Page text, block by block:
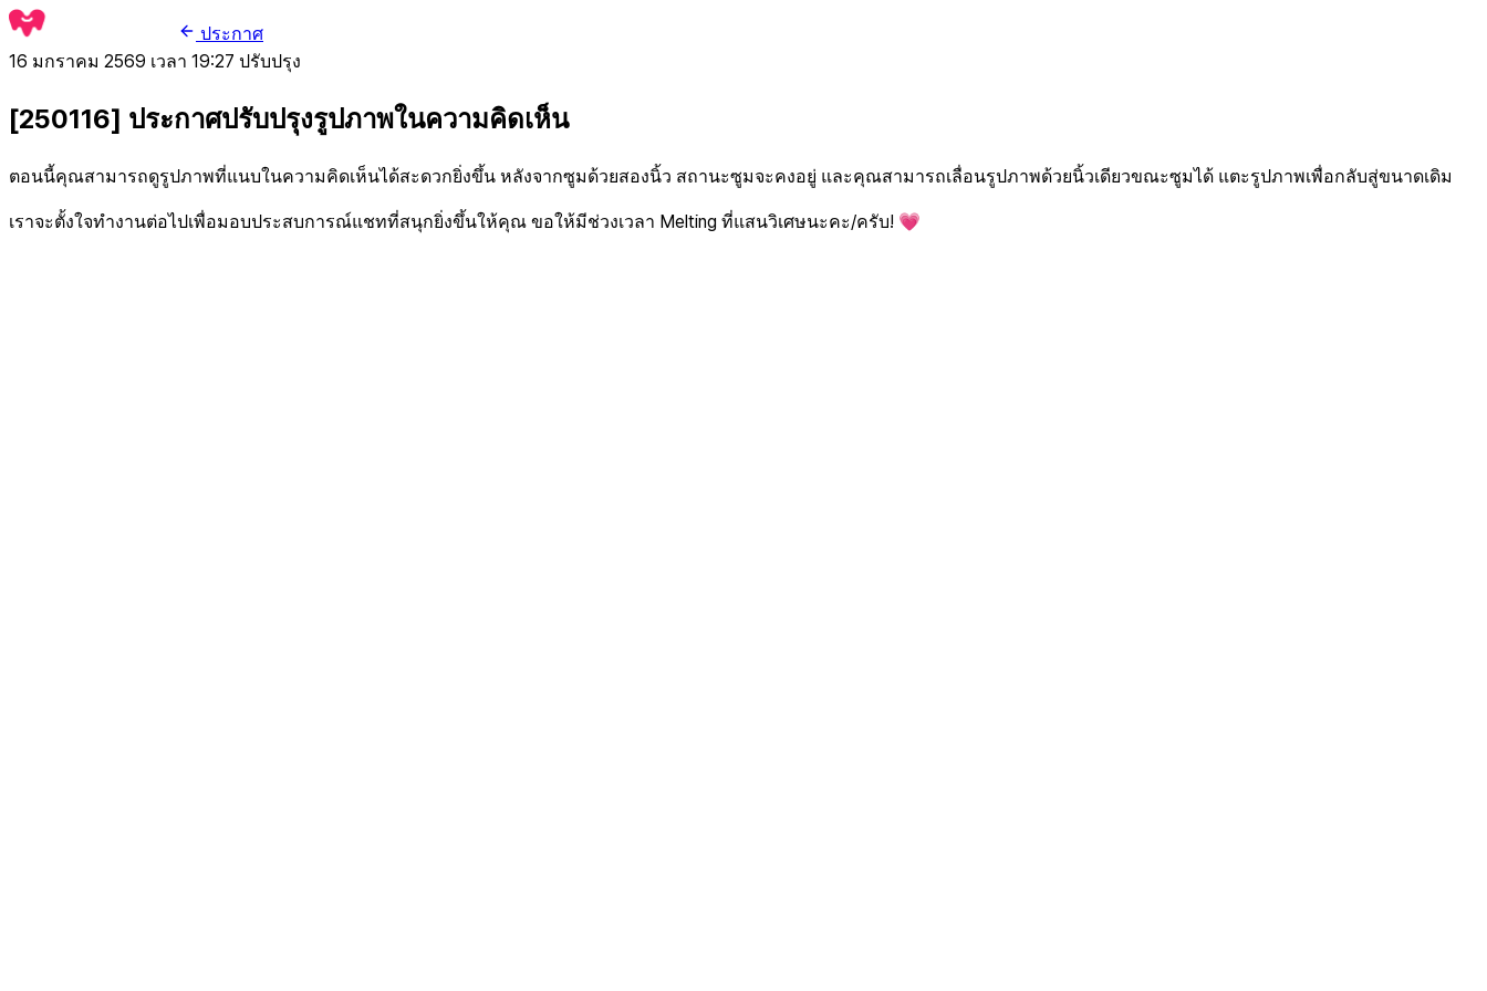
ประกาศ
16 มกราคม 2569 เวลา 19:27 ปรับปรุง
[250116] ประกาศปรับปรุงรูปภาพในความคิดเห็น
ตอนนี้คุณสามารถดูรูปภาพที่แนบในความคิดเห็นได้สะดวกยิ่งขึ้น หลังจากซูมด้วยสองนิ้ว สถานะซูมจะคงอยู่ และคุณสามารถเลื่อนรูปภาพด้วยนิ้วเดียวขณะซูมได้ แตะรูปภาพเพื่อกลับสู่ขนาดเดิม
เราจะตั้งใจทำงานต่อไปเพื่อมอบประสบการณ์แชทที่สนุกยิ่งขึ้นให้คุณ ขอให้มีช่วงเวลา Melting ที่แสนวิเศษนะคะ/ครับ! 💗